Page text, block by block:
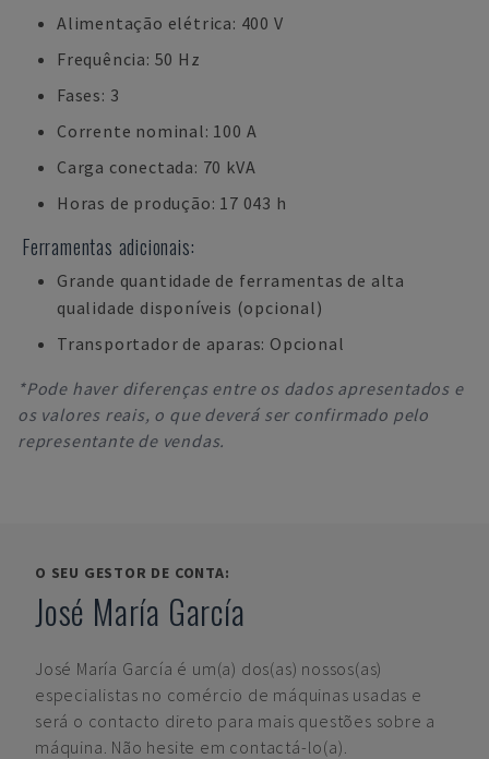
Alimentação elétrica: 400 V
Frequência: 50 Hz
Fases: 3
Corrente nominal: 100 A
Carga conectada: 70 kVA
Horas de produção: 17 043 h
Ferramentas adicionais:
Grande quantidade de ferramentas de alta
qualidade disponíveis (opcional)
Transportador de aparas: Opcional
*Pode haver diferenças entre os dados apresentados e
os valores reais, o que deverá ser confirmado pelo
representante de vendas.
O SEU GESTOR DE CONTA:
José María García
José María García é um(a) dos(as) nossos(as)
especialistas no comércio de máquinas usadas e
será o contacto direto para mais questões sobre a
máquina. Não hesite em contactá-lo(a).